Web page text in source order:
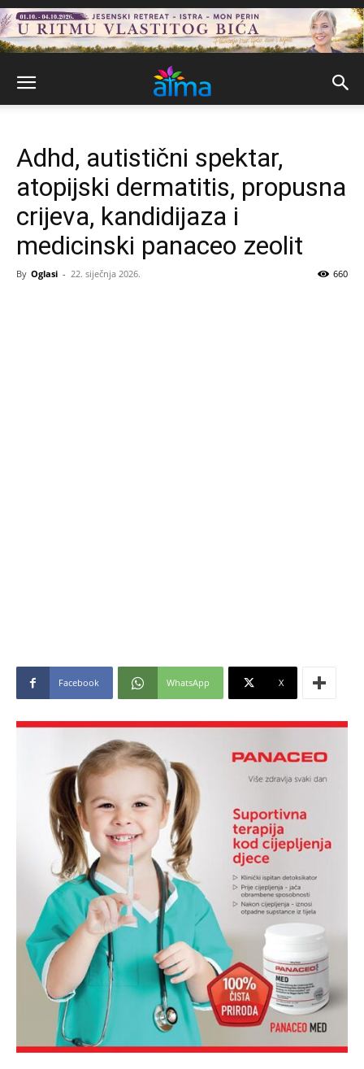
Adhd, autistični spektar,
atopijski dermatitis, propusna
crijeva, kandidijaza i
medicinski panaceo zeolit
By Oglasi - 22. siječnja 2026. 660
Facebook WhatsApp X